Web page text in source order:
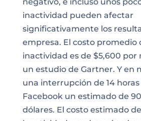
inactividad pueden afectar
significativamente los
empresa. El costo promedio
inactividad es de $5,600 por
un estudio de Gartner. Y en
una interrupción de 14 horas
Facebook un estimado de
dólares. El costo estimado